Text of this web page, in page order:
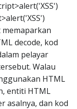
decode, kod
pelayar
Walau
HTML
entiti HTML
asalnya, dan kod